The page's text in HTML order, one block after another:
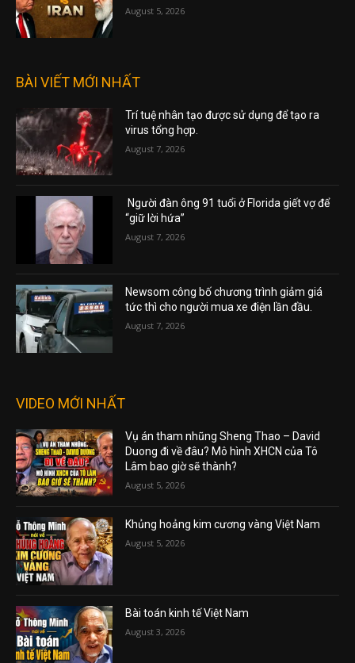
August 5, 2026
BÀI VIẾT MỚI NHẤT
Trí tuệ nhân tạo được sử dụng để tạo ra
virus tổng hợp.
August 7, 2026
Người đàn ông 91 tuổi ở Florida giết vợ để
“giữ lời hứa”
August 7, 2026
Newsom công bố chương trình giảm giá
tức thì cho người mua xe điện lần đầu.
August 7, 2026
VIDEO MỚI NHẤT
Vụ án tham nhũng Sheng Thao – David
Duong đi về đâu? Mô hình XHCN của Tô
Lâm bao giờ sẽ thành?
August 5, 2026
Khủng hoảng kim cương vàng Việt Nam
August 5, 2026
Bài toán kinh tế Việt Nam
August 3, 2026